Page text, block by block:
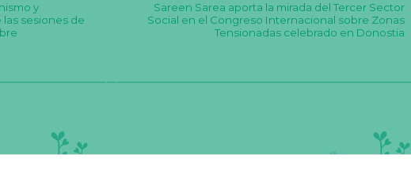
y
las sesiones de
Sareen Sarea aporta la mirada del Tercer Sector
Social en el Congreso Internacional sobre Zonas
Tensionadas celebrado en Donostia